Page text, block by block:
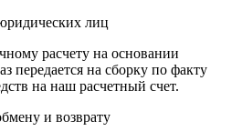
лиц
расчету на основании
передается на сборку по факту
на наш расчетный счет.
и возврату